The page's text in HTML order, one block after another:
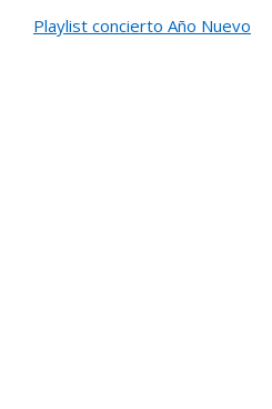
Playlist concierto Año Nuevo